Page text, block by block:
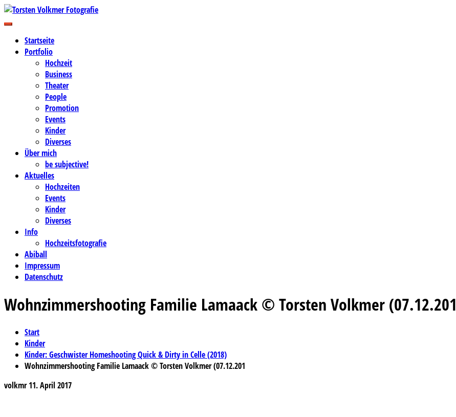
Zum
Inhalt
Torsten Volkmer Fotografie
Business-, Portrait- und Hochzeitsfotografie
Startseite
Portfolio
Hochzeit
Business
Theater
People
Promotion
Events
Kinder
Diverses
Über mich
be subjective!
Aktuelles
Hochzeiten
Events
Kinder
Diverses
Info
Hochzeitsfotografie
Abiball
Impressum
Datenschutz
Wohnzimmershooting Familie Lamaack © Torsten Volkmer (07.12.201
Start
Kinder
Kinder: Geschwister Homeshooting Quick & Dirty in Celle (2018)
Wohnzimmershooting Familie Lamaack © Torsten Volkmer (07.12.201
volkmr 11. April 2017